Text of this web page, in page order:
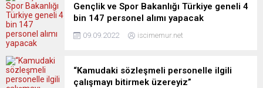
Gençlik ve Spor Bakanlığı Türkiye geneli 4
bin 147 personel alımı yapacak
09.09.2022 iscimemur.net
“Kamudaki sözleşmeli personelle ilgili
çalışmayı bitirmek üzereyiz”